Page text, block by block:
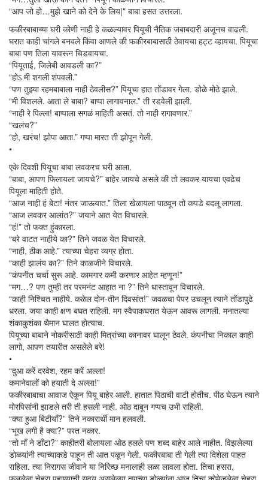
“आप जो हो…मुझे खाने को देने के लिय|" बाबा हसत उत्तरला.
फकीरबाबाच्या घरी कोणी नाही हे कळल्यावर पियूची नैतिक जबाबदारी अजूनच वाढली.
घरात काही चांगले बनवले किंवा आणले की फकीरबाबासाठी ठेवायचा हट्ट व्हायचा. पियूचा
बाबा पण तिला यावरून चिडवायचा.
“पियूताई, जिलेबी आवडली का?”
“होऽ मी शगली शंपवली.”
“पण तुझ्या रहमबाबाला नाही ठेवलीस?” पियूचा हात तोंडावर गेला. डोळे मोठे झाले.
“मी विशलले. आता ले बाबा? बाप्पा लागावनाल.” ती रडवेली झाली.
“नाही रे पिल्ला! बाप्पाला सगळं माहिती असतं. तो नाही रागावणार.”
“खलंच?”
“हो, खरंच! झोपा आता.” गप्पा मारत ती झोपून गेली.
•
एके दिवशी पियूचा बाबा लवकरच घरी आला.
“बाबा, आपण फिलायला जायचे?” बाहेर जायचे असले की तो लवकर यायचा एवढेच
पियूला माहिती होते.
“आज नाही हं बेटा! नंतर जाऊयात.” तिला खेळायला पाठवून तो कपडे बदलू लागला.
“आज लवकर आलांत?” जयाने आत येत विचारले.
“हं!” तो फक्त हुंकारला.
“बरे वाटत नाहीये का?” तिने जवळ येत विचारले.
“नाही, ठीक आहे.” त्याच्या चेहरा व्यग्र होता.
“काही झालंय का?” तिने काळजीने विचारले.
“कंपनीत चर्चा सुरू आहे. कामगार कमी करणार आहेत म्हणून!”
“मग…? पण तुम्ही तर परमनंट आहात ना ?” तिने धास्तावून विचारले.
“काही निश्चित नाहीये. कळेल दोन-तीन दिवसांत!” जवळचा पेपर उचलून त्याने तोंडापुढे
धरला. जया काही क्षण बघत राहिली. मग स्वैपाकघरात येऊन आवरू लागली. मनातल्या
शंकाकुशंका थैमान घालत होत्याच.
पियूच्या बाबाने नोकरीसाठी काही मित्रांच्या कानावर घालून ठेवले. कंपनीचा निकाल काही
लागो, आपण तयारीत असलेले बरे!
•
“दुआ करें दरवेश, रहम करें अल्ला!
कमानेवालों को हयाती दे अल्ला!”
फकीरबाबाचा आवाज ऐकून पियू बाहेर आली. हातात पिठाची वाटी होतीच. पीठ घेऊन त्याने
मोरपिसांनी झाडले तरी ती हसली नाही. ओठ दाबून गप्पच उभी राहिली.
“क्या हुआ बिटीयाँ?” तिने नकारार्थी मान हलवली.
“भूख लगी है क्या?” परत नकार.
“तो माँ ने डाँटा?” काहीतरी बोलायला ओठ हलले पण शब्द बाहेर आले नाहीत. विझलेल्या
डोळयांनी त्याच्याकडे पाहून ती आत पळून गेली. फकीरबाबा ती गेली त्या दिशेला पाहत
राहिला. त्या निरागस जीवाने या निरिच्छ मनालाही लळा लावला होता. तिचा हसरा,